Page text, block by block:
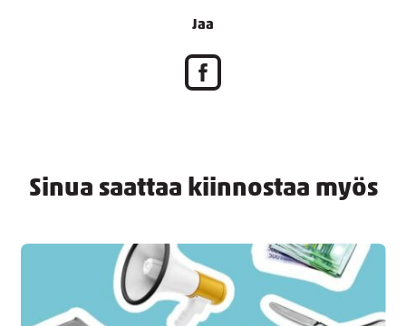
Jaa
Sinua saattaa kiinnostaa myös